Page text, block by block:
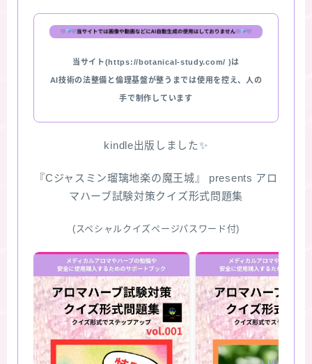
お問い合わせ
サイトマップ
当サイト(https://botanical-study.com/ )は
AI技術の法整備と倫理基盤が整うまでは使用を控え、人の
手で制作しています
kindle出版しました✨
『Cジャスミン瑠璃地楽の魔王城』 presents アロ
マハーブ試験対策クイズ形式問題集
(スペシャルクイズページパスワード付)